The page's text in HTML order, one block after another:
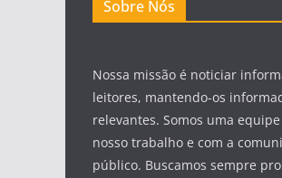
Sobre Nós
Nossa missão é noticiar
leitores, mantendo-os
relevantes. Somos uma
nosso trabalho e com a
público. Buscamos sempre